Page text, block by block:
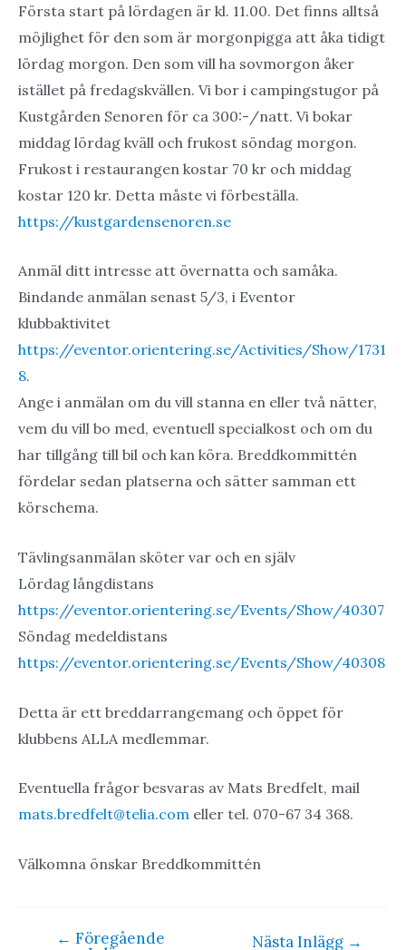
Första start på lördagen är kl. 11.00. Det finns alltså
möjlighet för den som är morgonpigga att åka tidigt
lördag morgon. Den som vill ha sovmorgon åker
istället på fredagskvällen. Vi bor i campingstugor på
Kustgården Senoren för ca 300:-/natt. Vi bokar
middag lördag kväll och frukost söndag morgon.
Frukost i restaurangen kostar 70 kr och middag
kostar 120 kr. Detta måste vi förbeställa.
https://kustgardensenoren.se
Anmäl ditt intresse att övernatta och samåka.
Bindande anmälan senast 5/3, i Eventor
klubbaktivitet
https://eventor.orientering.se/Activities/Show/1731
8.
Ange i anmälan om du vill stanna en eller två nätter,
vem du vill bo med, eventuell specialkost och om du
har tillgång till bil och kan köra. Breddkommittén
fördelar sedan platserna och sätter samman ett
körschema.
Tävlingsanmälan sköter var och en själv
Lördag långdistans
https://eventor.orientering.se/Events/Show/40307
Söndag medeldistans
https://eventor.orientering.se/Events/Show/40308
Detta är ett breddarrangemang och öppet för
klubbens ALLA medlemmar.
Eventuella frågor besvaras av Mats Bredfelt, mail
mats.bredfelt@telia.com eller tel. 070-67 34 368.
Välkomna önskar Breddkommittén
Inläggsnavigering
← Föregående Nästa Inlägg →